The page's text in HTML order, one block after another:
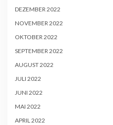
DEZEMBER 2022
NOVEMBER 2022
OKTOBER 2022
SEPTEMBER 2022
AUGUST 2022
JULI 2022
JUNI 2022
MAI 2022
APRIL 2022